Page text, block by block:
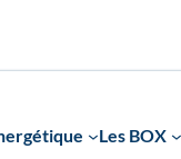
Les BOX